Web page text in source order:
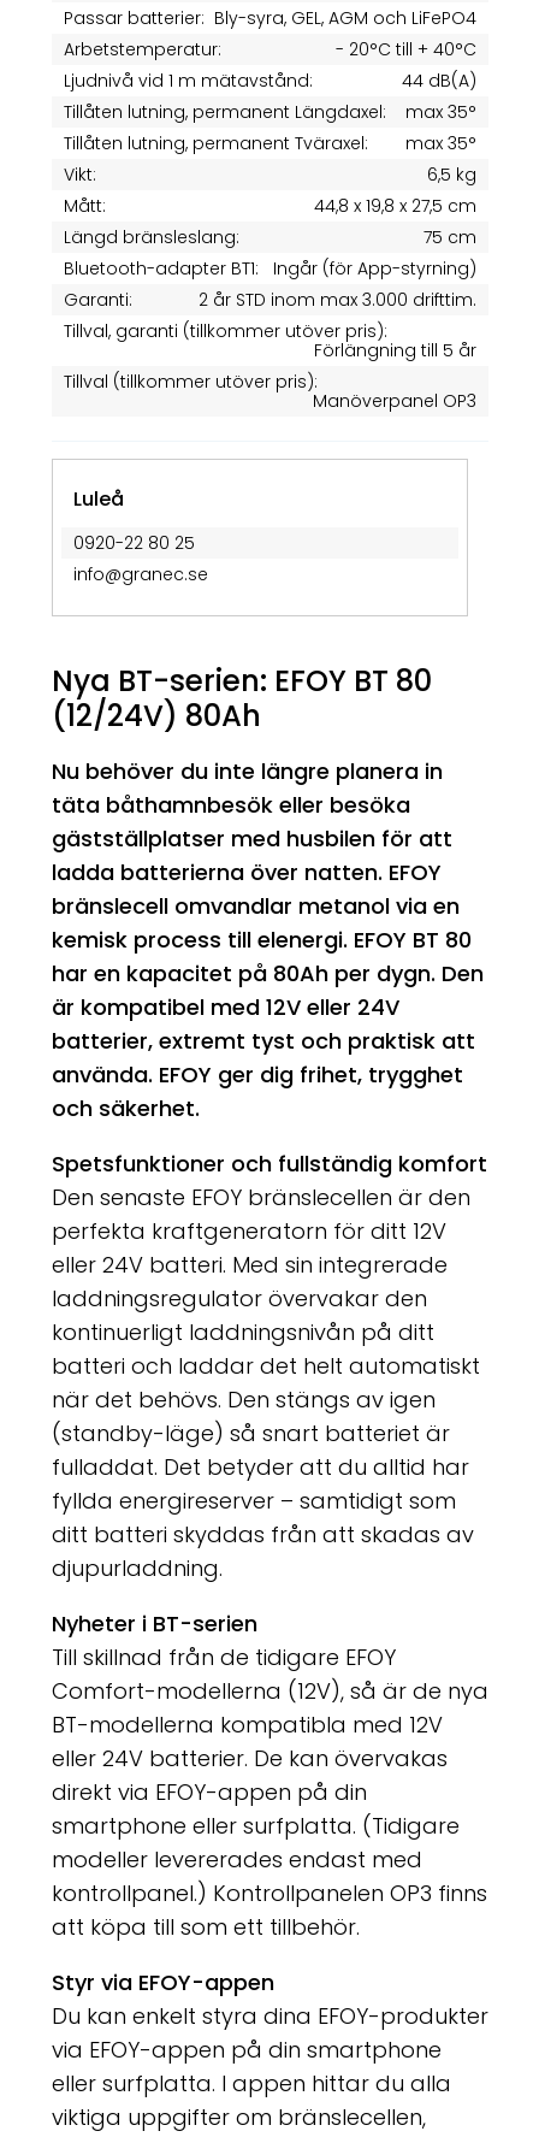
Passar batterier: Bly-syra, GEL, AGM och LiFePO4
Arbetstemperatur:
- 20°C till + 40°C
Ljudnivå vid 1 m mätavstånd:
44 dB(A)
Tillåten lutning, permanent Längdaxel:
max 35°
Tillåten lutning, permanent Tväraxel:
max 35°
Vikt:
6,5 kg
Mått:
44,8 x 19,8 x 27,5 cm
Längd bränsleslang:
75 cm
Bluetooth-adapter BT1:
Ingår (för App-styrning)
Garanti:
2 år STD inom max 3.000 drifttim.
Tillval, garanti (tillkommer utöver pris):
Förlängning till 5 år
Tillval (tillkommer utöver pris):
Manöverpanel OP3
Luleå
0920-22 80 25
info@granec.se
Nya BT-serien: EFOY BT 80
(12/24V) 80Ah
Nu behöver du inte längre planera in
täta båthamnbesök eller besöka
gästställplatser med husbilen för att
ladda batterierna över natten. EFOY
bränslecell omvandlar metanol via en
kemisk process till elenergi. EFOY BT 80
har en kapacitet på 80Ah per dygn. Den
är kompatibel med 12V eller 24V
batterier, extremt tyst och praktisk att
använda. EFOY ger dig frihet, trygghet
och säkerhet.
Spetsfunktioner och fullständig komfort
Den senaste EFOY bränslecellen är den
perfekta kraftgeneratorn för ditt 12V
eller 24V batteri. Med sin integrerade
laddningsregulator övervakar den
kontinuerligt laddningsnivån på ditt
batteri och laddar det helt automatiskt
när det behövs. Den stängs av igen
(standby-läge) så snart batteriet är
fulladdat. Det betyder att du alltid har
fyllda energireserver – samtidigt som
ditt batteri skyddas från att skadas av
djupurladdning.
Nyheter i BT-serien
Till skillnad från de tidigare EFOY
Comfort-modellerna (12V), så är de nya
BT-modellerna kompatibla med 12V
eller 24V batterier. De kan övervakas
direkt via EFOY-appen på din
smartphone eller surfplatta. (Tidigare
modeller levererades endast med
kontrollpanel.) Kontrollpanelen OP3 finns
att köpa till som ett tillbehör.
Styr via EFOY-appen
Du kan enkelt styra dina EFOY-produkter
via EFOY-appen på din smartphone
eller surfplatta. I appen hittar du alla
viktiga uppgifter om bränslecellen,